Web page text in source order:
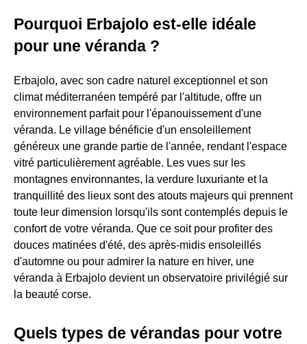
Pourquoi Erbajolo est-elle idéale
pour une véranda ?
Erbajolo, avec son cadre naturel exceptionnel et son
climat méditerranéen tempéré par l'altitude, offre un
environnement parfait pour l'épanouissement d'une
véranda. Le village bénéficie d'un ensoleillement
généreux une grande partie de l'année, rendant l'espace
vitré particulièrement agréable. Les vues sur les
montagnes environnantes, la verdure luxuriante et la
tranquillité des lieux sont des atouts majeurs qui prennent
toute leur dimension lorsqu'ils sont contemplés depuis le
confort de votre véranda. Que ce soit pour profiter des
douces matinées d'été, des après-midis ensoleillés
d'automne ou pour admirer la nature en hiver, une
véranda à Erbajolo devient un observatoire privilégié sur
la beauté corse.
Quels types de vérandas pour votre